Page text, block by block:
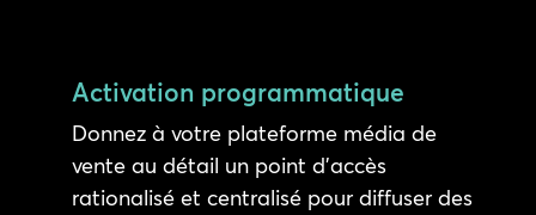
Activation programmatique
Donnez à votre plateforme média de
vente au détail un point d’accès
rationalisé et centralisé pour diffuser des